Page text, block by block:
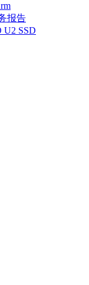
报告
U2 SSD